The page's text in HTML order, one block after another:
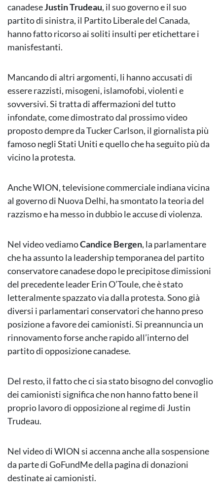
canadeseJustin Trudeau, il suo governo e il suo
partito di sinistra, il Partito Liberale del Canada,
hanno fatto ricorso ai soliti insulti per etichettare i
manisfestanti.
Mancando di altri argomenti, li hanno accusati di
essere razzisti, misogeni, islamofobi, violenti e
sovversivi. Si tratta di affermazioni del tutto
infondate, come dimostrato dal prossimo video
proposto dempre da Tucker Carlson, il giornalista più
famoso negli Stati Uniti e quello che ha seguito più da
vicino la protesta.
Anche WION, televisione commerciale indiana vicina
al governo di Nuova Delhi, ha smontato la teoria del
razzismo e ha messo in dubbio le accuse di violenza.
Nel video vediamoCandice Bergen, la parlamentare
che ha assunto la leadership temporanea del partito
conservatore canadese dopo le precipitose dimissioni
del precedente leader Erin O’Toule, che è stato
letteralmente spazzato via dalla protesta. Sono già
diversi i parlamentari conservatori che hanno preso
posizione a favore dei camionisti. Si preannuncia un
rinnovamento forse anche rapido all’interno del
partito di opposizione canadese.
Del resto, il fatto che ci sia stato bisogno del convoglio
dei camionisti significa che non hanno fatto bene il
proprio lavoro di opposizione al regime di Justin
Trudeau.
Nel video di WION si accenna anche alla sospensione
da parte di GoFundMe della pagina di donazioni
destinate ai camionisti.